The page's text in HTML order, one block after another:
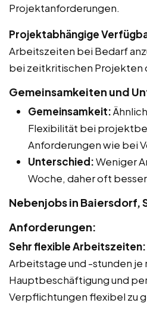
Projektanforderungen.
Projektabhängige
Arbeitszeiten bei Bedarf
bei zeitkritischen Projekten
Gemeinsamkeiten und
Gemeinsamkeit:
Flexibilität bei
Anforderungen wie bei
Unterschied:Weniger
Woche, daher oft
Nebenjobs in Baiersdorf,
Anforderungen:
Sehr flexible Arbeitszeiten:
Arbeitstage und -stunden je
Hauptbeschäftigung und
Verpflichtungen flexibel zu